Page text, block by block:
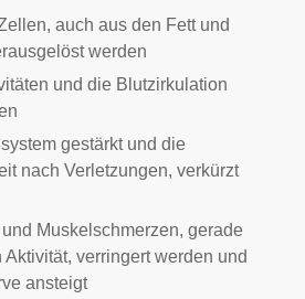
auch aus den Fett und
werden
und die Blutzirkulation
gestärkt und die
nach Verletzungen, verkürzt
Muskelschmerzen, gerade
verringert werden und
ansteigt